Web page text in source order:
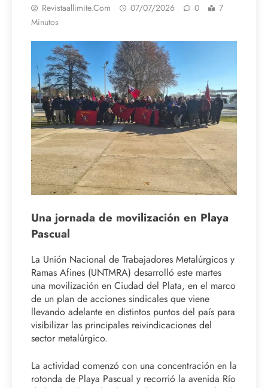
Revistaallimite.com 07/07/2026 0
7
Minutos
Una jornada de movilización en Playa
Pascual
La Unión Nacional de Trabajadores Metalúrgicos y
Ramas Afines (UNTMRA) desarrolló este martes
una movilización en Ciudad del Plata, en el marco
de un plan de acciones sindicales que viene
llevando adelante en distintos puntos del país para
visibilizar las principales reivindicaciones del
sector metalúrgico.
La actividad comenzó con una concentración en la
rotonda de Playa Pascual y recorrió la avenida Río